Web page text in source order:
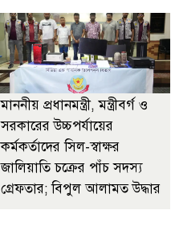
মাননীয় প্রধানমন্ত্রী, মন্ত্রীবর্গ ও
সরকারের উচ্চপর্যায়ের
কর্মকর্তাদের সিল-স্বাক্ষর
জালিয়াতি চক্রের পাঁচ সদস্য
গ্রেফতার; বিপুল আলামত উদ্ধার